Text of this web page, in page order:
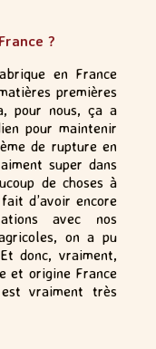
?
en France
premières
pour nous, ça a
pour maintenir
de rupture en
super dans
de choses à
d’avoir encore
avec nos
on a pu
donc, vraiment,
et origine France
vraiment très